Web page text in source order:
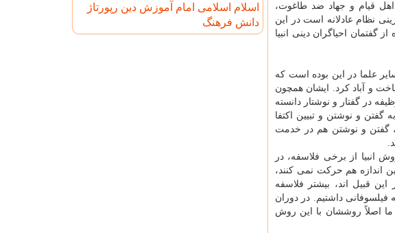
اهل قیام و جهاد ضد طاغوت،
نظام عادلانه است در این
احیاگران دینی انبیا
علما در این بوده است که
و آباد کرد. ایشان همچون
در گفتار و نوشتار دانسته
و نوشتن و تبیین اکتفا
گفتن و نوشتن هم در خدمت
انبیا از برخی فلاسفه، در
اندازه هم حرکت نمی کنند،
قبیل اند، بیشتر فلاسفه
فیلسوفانی داشتیم. در دوران
اصلاً روششان با این روش
اسلام اسلامی امام آموزش دین رپورتاژ
دانش فرهنگ